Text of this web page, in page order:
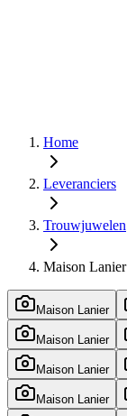
Home
Leveranciers
Trouwjuwelen
Maison Lanier
Maison Lanier
Maison Lanier
Maison Lanier
Maison Lanier